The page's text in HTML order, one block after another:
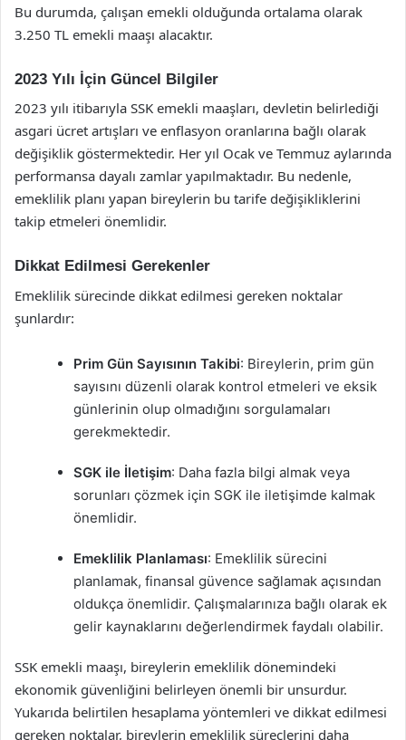
Bu durumda, çalışan emekli olduğunda ortalama olarak
3.250 TL emekli maaşı alacaktır.
2023 Yılı İçin Güncel Bilgiler
2023 yılı itibarıyla SSK emekli maaşları, devletin belirlediği
asgari ücret artışları ve enflasyon oranlarına bağlı olarak
değişiklik göstermektedir. Her yıl Ocak ve Temmuz aylarında
performansa dayalı zamlar yapılmaktadır. Bu nedenle,
emeklilik planı yapan bireylerin bu tarife değişikliklerini
takip etmeleri önemlidir.
Dikkat Edilmesi Gerekenler
Emeklilik sürecinde dikkat edilmesi gereken noktalar
şunlardır:
Prim Gün Sayısının Takibi: Bireylerin, prim gün
sayısını düzenli olarak kontrol etmeleri ve eksik
günlerinin olup olmadığını sorgulamaları
gerekmektedir.
SGK ile İletişim: Daha fazla bilgi almak veya
sorunları çözmek için SGK ile iletişimde kalmak
önemlidir.
Emeklilik Planlaması: Emeklilik sürecini
planlamak, finansal güvence sağlamak açısından
oldukça önemlidir. Çalışmalarınıza bağlı olarak ek
gelir kaynaklarını değerlendirmek faydalı olabilir.
SSK emekli maaşı, bireylerin emeklilik dönemindeki
ekonomik güvenliğini belirleyen önemli bir unsurdur.
Yukarıda belirtilen hesaplama yöntemleri ve dikkat edilmesi
gereken noktalar, bireylerin emeklilik süreçlerini daha